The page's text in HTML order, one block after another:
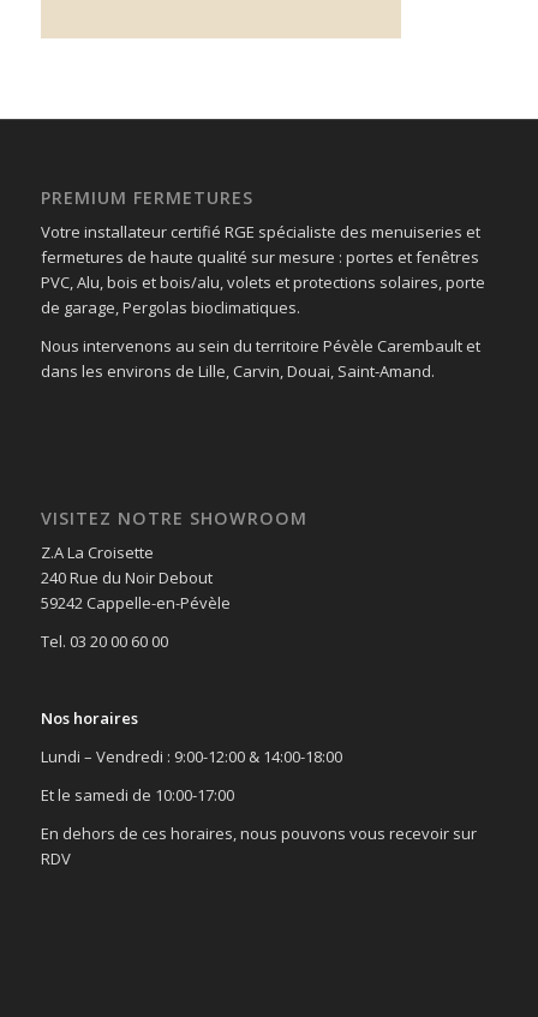
PREMIUM FERMETURES
Votre installateur certifié RGE spécialiste des menuiseries et
fermetures de haute qualité sur mesure : portes et fenêtres
PVC, Alu, bois et bois/alu, volets et protections solaires, porte
de garage, Pergolas bioclimatiques.
Nous intervenons au sein du territoire Pévèle Carembault et
dans les environs de Lille, Carvin, Douai, Saint-Amand.
VISITEZ NOTRE SHOWROOM
Z.A La Croisette
240 Rue du Noir Debout
59242 Cappelle-en-Pévèle
Tel. 03 20 00 60 00
Nos horaires
Lundi – Vendredi : 9:00-12:00 & 14:00-18:00
Et le samedi de 10:00-17:00
En dehors de ces horaires, nous pouvons vous recevoir sur
RDV